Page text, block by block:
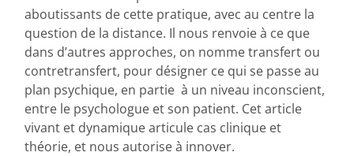
aboutissants de cette pratique, avec au centre la
question de la distance. Il nous renvoie à ce que
dans d’autres approches, on nomme transfert ou
contretransfert, pour désigner ce qui se passe au
plan psychique, en partie à un niveau inconscient,
entre le psychologue et son patient. Cet article
vivant et dynamique articule cas clinique et
théorie, et nous autorise à innover.